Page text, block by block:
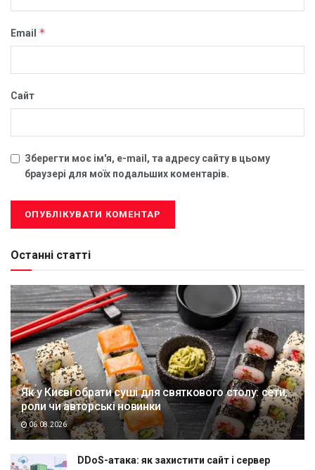
Email *
Сайт
Зберегти моє ім'я, e-mail, та адресу сайту в цьому
браузері для моїх подальших коментарів.
Останні статті
Як у Києві обрати суші для святкового столу: сети,
роли чи авторські новинки
06.08.2026
DDoS-атака: як захистити сайт і сервер